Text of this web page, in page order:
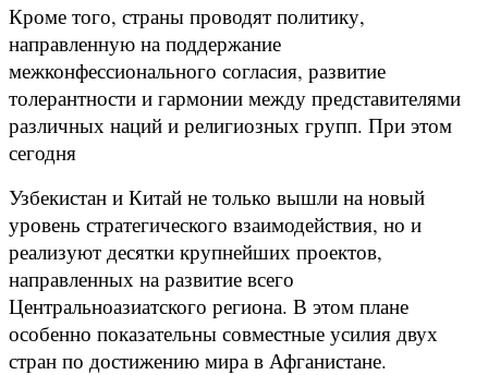
Кроме того, страны проводят политику,
направленную на поддержание
межконфессионального согласия, развитие
толерантности и гармонии между представителями
различных наций и религиозных групп. При этом
сегодня
Узбекистан и Китай не только вышли на новый
уровень стратегического взаимодействия, но и
реализуют десятки крупнейших проектов,
направленных на развитие всего
Центральноазиатского региона. В этом плане
особенно показательны совместные усилия двух
стран по достижению мира в Афганистане.